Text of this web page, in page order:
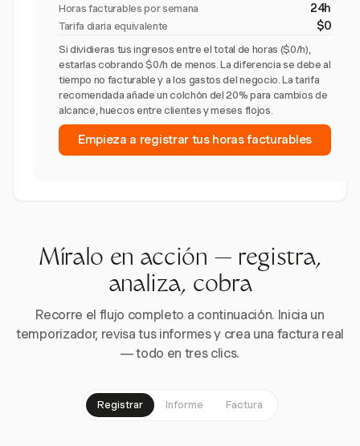
Horas facturables por semana 24h
Tarifa diaria equivalente $0
Si dividieras tus ingresos entre el total de horas ($0/h),
estarías cobrando $0/h de menos. La diferencia se debe al
tiempo no facturable y a los gastos del negocio. La tarifa
recomendada añade un colchón del 20% para cambios de
alcance, huecos entre clientes y meses flojos.
Empieza a registrar tus horas facturables
Míralo en acción — registra,
analiza, cobra
Recorre el flujo completo a continuación. Inicia un
temporizador, revisa tus informes y crea una factura real
— todo en tres clics.
Registrar Informe Factura